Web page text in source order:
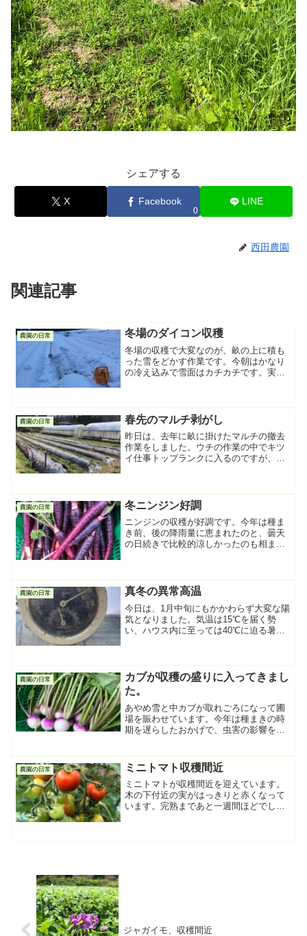
シェアする
X Facebook
0
LINE
西田農園
関連記事
農園の日常 冬場のダイコン収穫
冬場の収穫で大変なのが、畝の上に積も
った雪をどかす作業です。今朝はかなり
の冷え込みで雪面はカチカチです。実は
す。畝の表面には不織布を掛けてあるの
で、ダイコンは凍らずに生...
農園の日常 春先のマルチ剥がし
昨日は、去年に畝に掛けたマルチの撤去
作業をしました。ウチの作業の中でキツ
イ仕事トップランクに入るのですが、春
いだと大変です。雑草はマルチを突き抜
けて根を張り、硬くなった...
農園の日常 冬ニンジン好調
ニンジンの収穫が好調です。今年は種ま
き前、後の降雨量に恵まれたのと、曇天
の日続きで比較的涼しかったのも相まっ
要因です。12月、高気温になるとか言っ
ているので、ニンジ...
農園の日常 真冬の異常高温
今日は、1月中旬にもかかわらず大変な陽
気となりました。気温は15℃を届く勢
い、ハウス内に至っては40℃に迫る暑さ
り終わった頃、ハウス内の湿度が一気に
上昇した感じです。入...
農園の日常
カブが収穫の盛りに入ってきまし
た。
あやめ雪と中カブが取れごろになって圃
場を賑わせています。今年は種まきの時
期を遅らしたおかげで、虫害の影響を最
雪は熱を入れるとシャキシャキからとろ
ける様な食感に変わります...
農園の日常 ミニトマト収穫間近
ミニトマトが収穫間近を迎えています。
木の下付近の実がはっきりと赤くなって
います。完熟まであと一週間ほどでしょ
ジャガイモ、収穫間近